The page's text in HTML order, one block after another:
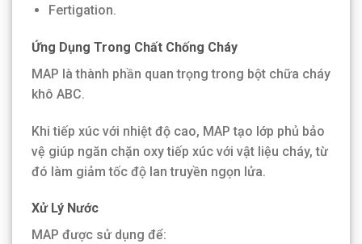
Fertigation.
Ứng Dụng Trong Chất Chống Cháy
MAP là thành phần quan trọng trong bột chữa cháy
khô ABC.
Khi tiếp xúc với nhiệt độ cao, MAP tạo lớp phủ bảo
vệ giúp ngăn chặn oxy tiếp xúc với vật liệu cháy, từ
đó làm giảm tốc độ lan truyền ngọn lửa.
Xử Lý Nước
MAP được sử dụng để: